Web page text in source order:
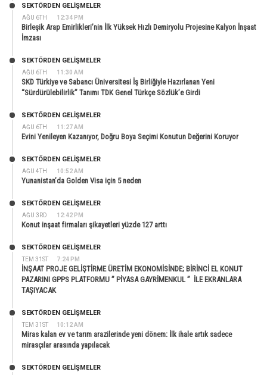
AĞU 6TH 12:34 PM
SEKTÖRDEN GELIŞMELER
Birleşik Arap Emirlikleri’nin İlk Yüksek Hızlı Demiryolu Projesine Kalyon İnşaat
İmzası
AĞU 6TH 11:30 AM
SEKTÖRDEN GELIŞMELER
SKD Türkiye ve Sabancı Üniversitesi İş Birliğiyle Hazırlanan Yeni
“Sürdürülebilirlik” Tanımı TDK Genel Türkçe Sözlük’e Girdi
AĞU 6TH 11:27 AM
SEKTÖRDEN GELIŞMELER
Evini Yenileyen Kazanıyor, Doğru Boya Seçimi Konutun Değerini Koruyor
AĞU 4TH 10:52 AM
SEKTÖRDEN GELIŞMELER
Yunanistan’da Golden Visa için 5 neden
AĞU 3RD 12:42 PM
SEKTÖRDEN GELIŞMELER
Konut inşaat firmaları şikayetleri yüzde 127 arttı
TEM 31ST 7:24 PM
SEKTÖRDEN GELIŞMELER
İNŞAAT PROJE GELİŞTİRME ÜRETİM EKONOMİSİNDE; BİRİNCİ EL KONUT
PAZARINI GPPS PLATFORMU ” PİYASA GAYRİMENKUL ” İLE EKRANLARA
TAŞIYACAK
TEM 31ST 10:12 AM
SEKTÖRDEN GELIŞMELER
Miras kalan ev ve tarım arazilerinde yeni dönem: İlk ihale artık sadece
mirasçılar arasında yapılacak
SEKTÖRDEN GELIŞMELER